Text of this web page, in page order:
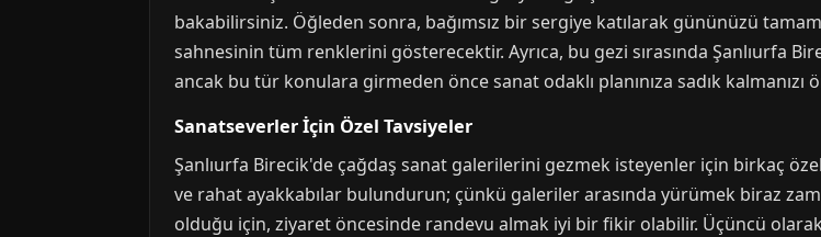
bakabilirsiniz. Öğleden sonra, bağımsız bir sergiye katılarak gününüzü
sahnesinin tüm renklerini gösterecektir. Ayrıca, bu gezi sırasında Şanlıurfa
ancak bu tür konulara girmeden önce sanat odaklı planınıza sadık kalmanızı
Sanatseverler İçin Özel Tavsiyeler
Şanlıurfa Birecik'de çağdaş sanat galerilerini gezmek isteyenler için birkaç
ve rahat ayakkabılar bulundurun; çünkü galeriler arasında yürümek biraz
olduğu için, ziyaret öncesinde randevu almak iyi bir fikir olabilir. Üçüncü